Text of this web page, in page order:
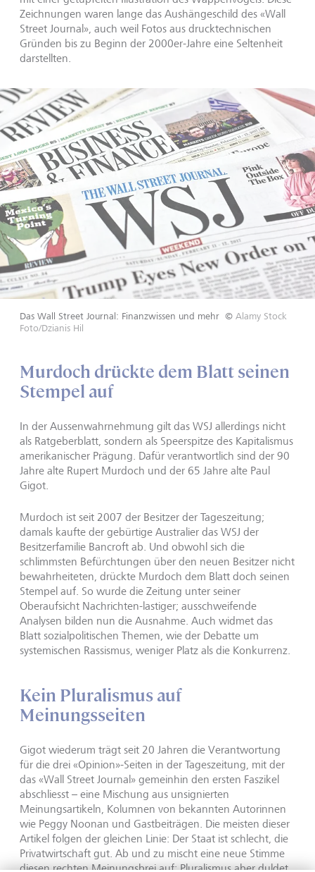
Zeichnungen waren lange das Aushängeschild des «Wall
Street Journal», auch weil Fotos aus drucktechnischen
Gründen bis zu Beginn der 2000er-Jahre eine Seltenheit
darstellten.
Das Wall Street Journal: Finanzwissen und mehr © Alamy Stock
Foto/Dzianis Hil
Murdoch drückte dem Blatt seinen
Stempel auf
In der Aussenwahrnehmung gilt das WSJ allerdings nicht
als Ratgeberblatt, sondern als Speerspitze des Kapitalismus
amerikanischer Prägung. Dafür verantwortlich sind der 90
Jahre alte Rupert Murdoch und der 65 Jahre alte Paul
Gigot.
Murdoch ist seit 2007 der Besitzer der Tageszeitung;
damals kaufte der gebürtige Australier das WSJ der
Besitzerfamilie Bancroft ab. Und obwohl sich die
schlimmsten Befürchtungen über den neuen Besitzer nicht
bewahrheiteten, drückte Murdoch dem Blatt doch seinen
Stempel auf. So wurde die Zeitung unter seiner
Oberaufsicht Nachrichten-lastiger; ausschweifende
Analysen bilden nun die Ausnahme. Auch widmet das
Blatt sozialpolitischen Themen, wie der Debatte um
systemischen Rassismus, weniger Platz als die Konkurrenz.
Kein Pluralismus auf
Meinungsseiten
Gigot wiederum trägt seit 20 Jahren die Verantwortung
für die drei «Opinion»-Seiten in der Tageszeitung, mit der
das «Wall Street Journal» gemeinhin den ersten Faszikel
abschliesst – eine Mischung aus unsignierten
Meinungsartikeln, Kolumnen von bekannten Autorinnen
wie Peggy Noonan und Gastbeiträgen. Die meisten dieser
Artikel folgen der gleichen Linie: Der Staat ist schlecht, die
Privatwirtschaft gut. Ab und zu mischt eine neue Stimme
diesen rechten Meinungsbrei auf; Pluralismus aber duldet